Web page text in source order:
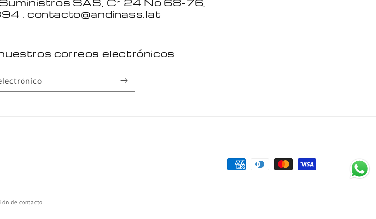
, contacto@andinass.lat
correos electrónicos
Formas
de contacto